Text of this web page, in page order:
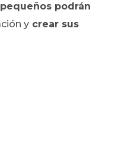
podrán
y crear sus